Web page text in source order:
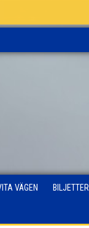
VÄGEN BILJETTER